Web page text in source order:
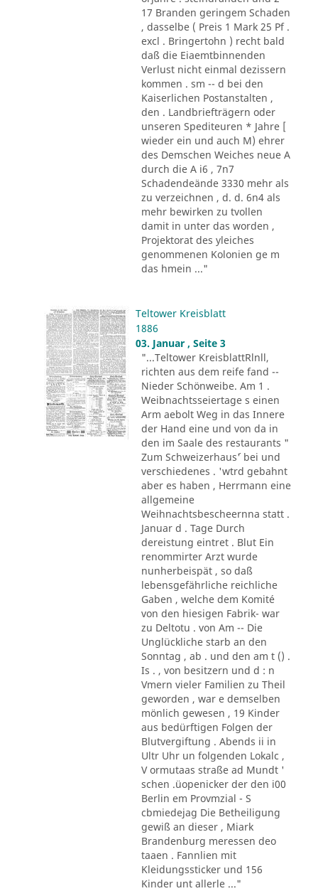
17 Branden geringem Schaden
, dasselbe ( Preis 1 Mark 25 Pf .
excl . Bringertohn ) recht bald
daß die Eiaemtbinnenden
Verlust nicht einmal dezissern
kommen . sm -- d bei den
Kaiserlichen Postanstalten ,
den . Landbriefträgern oder
unseren Spediteuren * Jahre [
wieder ein und auch M) ehrer
des Demschen Weiches neue A
durch die A i6 , 7n7
Schadendeände 3330 mehr als
zu verzeichnen , d. d. 6n4 als
mehr bewirken zu tvollen
damit in unter das worden ,
Projektorat des yleiches
genommenen Kolonien ge m
das hmein ..."
Teltower Kreisblatt
1886
03. Januar , Seite 3
"...Teltower KreisblattRlnll,
richten aus dem reife fand --
Nieder Schönweibe. Am 1 .
Weibnachtsseiertage s einen
Arm aebolt Weg in das Innere
der Hand eine und von da in
den im Saale des restaurants "
Zum Schweizerhaus´' bei und
verschiedenes . 'wtrd gebahnt
aber es haben , Herrmann eine
allgemeine
Weihnachtsbescheernna statt .
Januar d . Tage Durch
dereistung eintret . Blut Ein
renommirter Arzt wurde
nunherbeispät , so daß
lebensgefährliche reichliche
Gaben , welche dem Komité
von den hiesigen Fabrik- war
zu Deltotu . von Am -- Die
Unglückliche starb an den
Sonntag , ab . und den am t () .
Is . , von besitzern und d : n
Vmern vieler Familien zu Theil
geworden , war e demselben
mönlich gewesen , 19 Kinder
aus bedürftigen Folgen der
Blutvergiftung . Abends ii in
Ultr Uhr un folgenden Lokalc ,
V ormutaas straße ad Mundt '
schen .üopenicker der den i00
Berlin em Provmzial - S
cbmiedejag Die Betheiligung
gewiß an dieser , Miark
Brandenburg meressen deo
taaen . Fannlien mit
Kleidungssticker und 156
Kinder unt allerle ..."